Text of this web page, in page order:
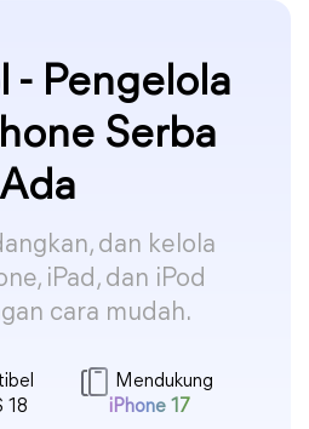
- Pengelola
Serba
Ada
dan kelola
iPad, dan iPod
cara mudah.
18
Mendukung
iPhone 17